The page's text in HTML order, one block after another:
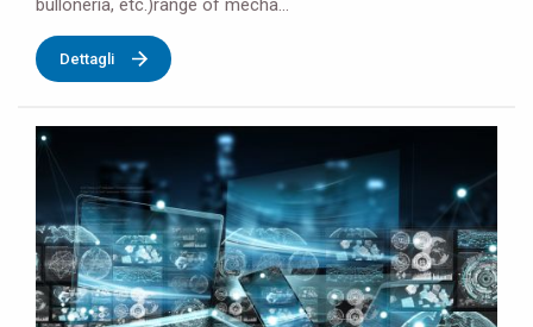
bulloneria, etc.)range of mecha...
Dettagli